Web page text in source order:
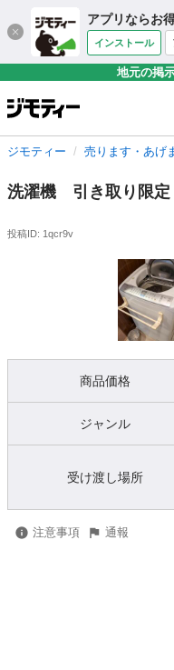
アプリならお
インストール
地元の掲
ジモティー 売ります・あげ
洗濯機 引き取り限
投稿ID: 1qcr9v
商品価格
ジャンル
受け渡し場所
注意事項 通報